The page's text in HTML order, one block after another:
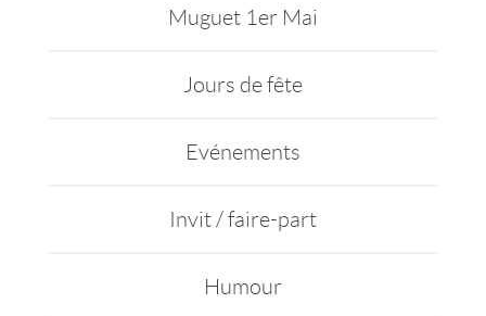
Muguet 1er Mai
Jours de fête
Evénements
Invit / faire-part
Humour